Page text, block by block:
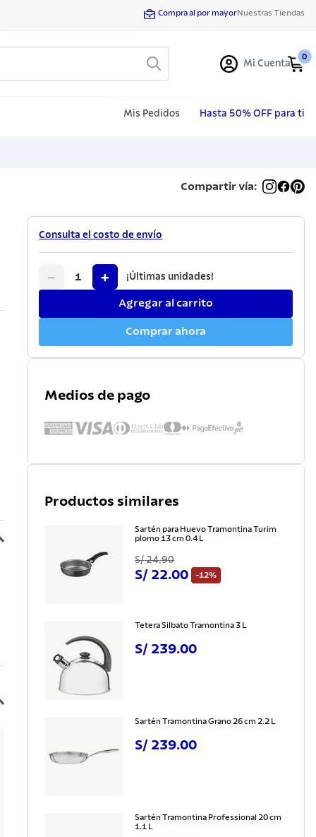
Compra al por mayorNuestras Tiendas
Mi Cuenta
0
Mis Pedidos Hasta 50% OFF para ti
Compartir vía:
Consulta el costo de envío
− 1 + ¡Últimas unidades!
Agregar al carrito
Comprar ahora
Medios de pago
Productos similares
Sartén para Huevo Tramontina Turim
plomo 13 cm 0.4 L
S/ 24.90
S/ 22.00 -12%
Tetera Silbato Tramontina 3 L
S/ 239.00
Sartén Tramontina Grano 26 cm 2.2 L
S/ 239.00
Sartén Tramontina Professional 20 cm
1.1 L